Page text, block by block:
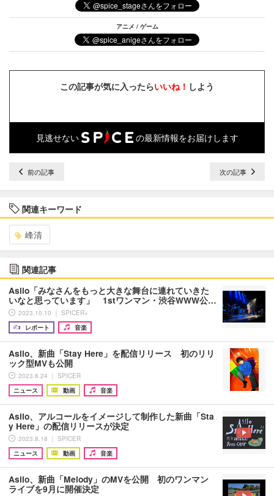
アニメ / ゲーム
この記事が気に入ったらいいね！ しよう
見逃せない の最新情報をお届けします
前の記事 次の記事
関連キーワード
峰清
関連記事
Asilo「みなさんをもっと大きな舞台に連れていきた
いなと思っています」 1stワンマン・渋谷WWW公…
2023.10.10 ｜ SPICER+
レポート
音楽
Asilo、新曲「Stay Here」を配信リリース 初のリリ
ック型MVも公開
2023.8.24 ｜ SPICER
ニュース
動画 音楽
Asilo、アルコールをイメージして制作した新曲「Sta
y Here」の配信リリースが決定
2023.8.18 ｜ SPICER
ニュース
動画 音楽
Asilo、新曲「Melody」のMVを公開 初のワンマン
ライブを9月に開催決定